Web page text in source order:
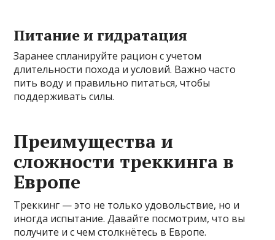
Питание и гидратация
Заранее спланируйте рацион с учетом
длительности похода и условий. Важно часто
пить воду и правильно питаться, чтобы
поддерживать силы.
Преимущества и
сложности треккинга в
Европе
Треккинг — это не только удовольствие, но и
иногда испытание. Давайте посмотрим, что вы
получите и с чем столкнётесь в Европе.